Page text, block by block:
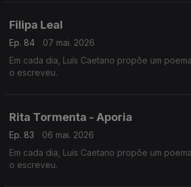
Filipa Leal
Ep. 84
07 mai. 2026
Em cada dia, Luís Caetano propõe um
o escreveu.
Rita Tormenta - Aporia
Ep. 83
06 mai. 2026
Em cada dia, Luís Caetano propõe um
o escreveu.